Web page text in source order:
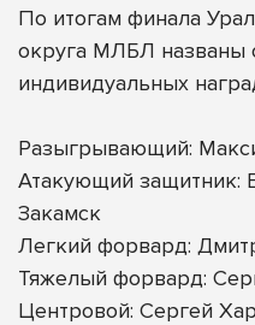
По итогам финала
округа МЛБЛ названы
индивидуальных
Разыгрывающий:
Атакующий защитник:
Закамск
Легкий форвард:
Тяжелый форвард:
Центровой: Сергей